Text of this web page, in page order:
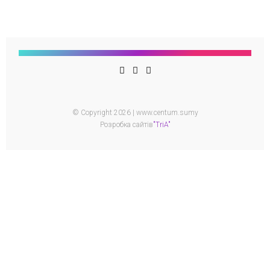
© Copyright 2026 | www.centum.sumy
Розробка сайтів"TriA"